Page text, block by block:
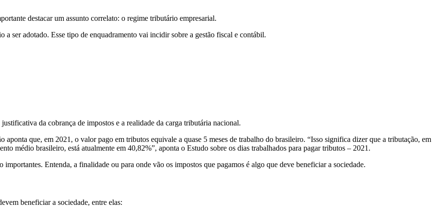
destacar um assunto correlato: o regime tributário empresarial.
ser adotado. Esse tipo de enquadramento vai incidir sobre a gestão fiscal e contábil.
da cobrança de impostos e a realidade da carga tributária nacional.
que, em 2021, o valor pago em tributos equivale a quase 5 meses de trabalho do brasileiro. “Isso significa dizer que a tributação, em
médio brasileiro, está atualmente em 40,82%”, aponta o Estudo sobre os dias trabalhados para pagar tributos – 2021.
Entenda, a finalidade ou para onde vão os impostos que pagamos é algo que deve beneficiar a sociedade.
beneficiar a sociedade, entre elas: